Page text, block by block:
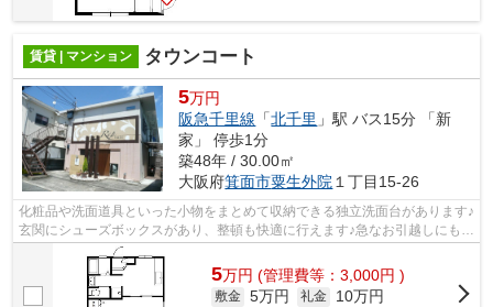
賃貸 | マンション タウンコート
5万円
阪急千里線 「北千里 」駅 バス15分 「新
家」 停歩1分
築48年 / 30.00㎡
大阪府箕面市粟生外院 １丁目15-26
化粧品や洗面道具といった小物をまとめて収納できる独立洗面台があります♪
玄関にシューズボックスがあり、整頓も快適に行えます♪急なお引越しにもう
れしい、すぐに入居ができる空き部...
5万円 (管理費等：3,000円 )
敷金 5万円 礼金
10万円